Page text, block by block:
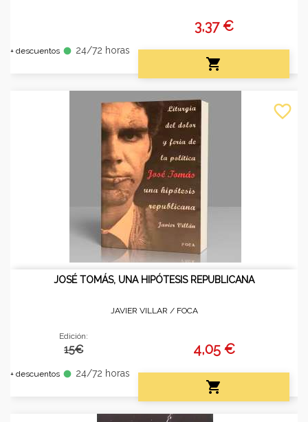
+ descuentos fiber_manual_record 24/72 horas
3,37 €

JOSÉ TOMÁS, UNA HIPÓTESIS REPUBLICANA
JAVIER VILLAR / FOCA
Edición:
15€
+ descuentos fiber_manual_record 24/72 horas
4,05 €

favorite_border